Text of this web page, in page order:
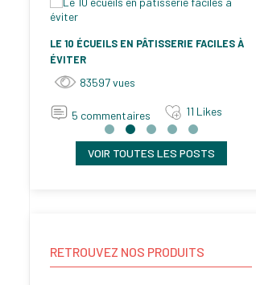
LE 10 ÉCUEILS EN PÂTISSERIE FACILES À
ÉVITER
83597vues
5 commentaires 11 Likes
VOIR TOUTES LES POSTS
RETROUVEZ NOS PRODUITS